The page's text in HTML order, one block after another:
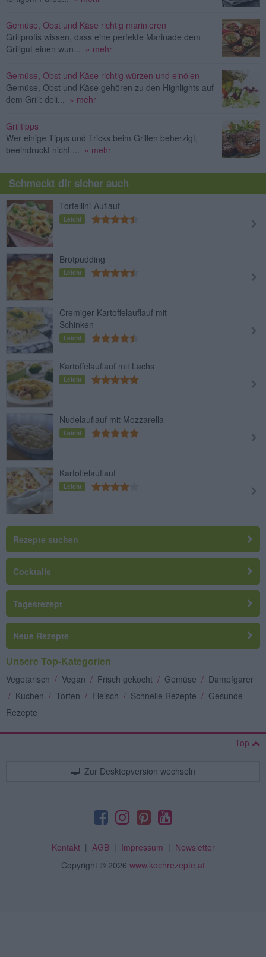
Gemüse, Obst und Käse richtig marinieren
Grillprofis wissen, dass eine perfekte Marinade dem
Grillgut einen wun...
» mehr
Gemüse, Obst und Käse richtig würzen und einölen
Gemüse, Obst und Käse gehören zu den Highlights auf
dem Grill: deli...
» mehr
Grilltipps
Wer einige Tipps und Tricks beim Grillen beherzigt,
beeindruckt nicht ...
» mehr
Schmeckt dir sicher auch
Tortellini-Auflauf
Leicht
Brotpudding
Leicht
Cremiger Kartoffelauflauf mit
Schinken
Leicht
Kartoffelauflauf mit Lachs
Leicht
Nudelauflauf mit Mozzarella
Leicht
Kartoffelauflauf
Leicht
Rezepte suchen
Cocktails
Tagesrezept
Neue Rezepte
Unsere Top-Kategorien
Vegetarisch / Vegan / Frisch gekocht / Gemüse / Dampfgarer
/ Kuchen / Torten / Fleisch / Schnelle Rezepte / Gesunde
Rezepte
Top
Zur Desktopversion wechseln
Kontakt| AGB| Impressum | Newsletter
Copyright © 2026 www.kochrezepte.at